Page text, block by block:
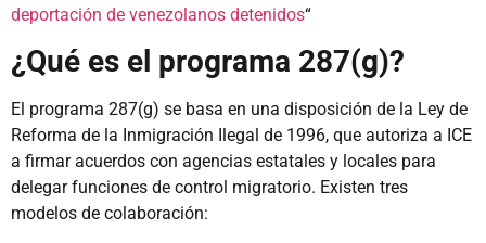
deportación de venezolanos detenidos“
¿Qué es el programa 287(g)?
El programa 287(g) se basa en una disposición de la Ley de
Reforma de la Inmigración Ilegal de 1996, que autoriza a ICE
a firmar acuerdos con agencias estatales y locales para
delegar funciones de control migratorio. Existen tres
modelos de colaboración: